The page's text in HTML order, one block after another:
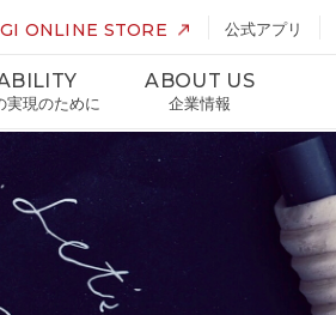
ONLINE STORE 公式アプリ
実現のために
ABOUT US
企業情報